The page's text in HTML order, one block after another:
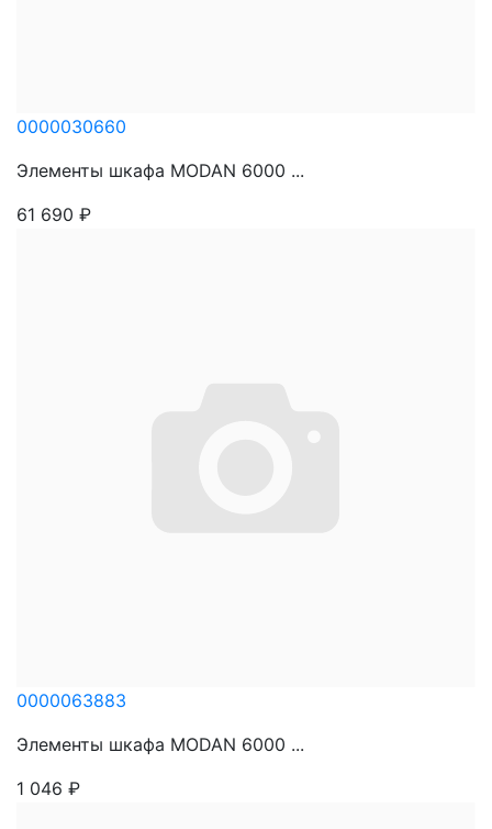
0000030660
Элементы шкафа MODAN 6000 ...
61 690 ₽
0000063883
Элементы шкафа MODAN 6000 ...
1 046 ₽